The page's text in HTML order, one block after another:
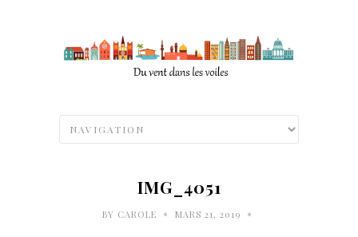
IMG_4051
BY CAROLE • MARS 21, 2019 •